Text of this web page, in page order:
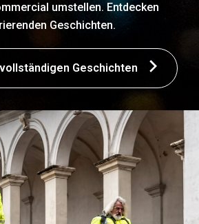
umstellen. Entdecken
Geschichten.
Geschichten